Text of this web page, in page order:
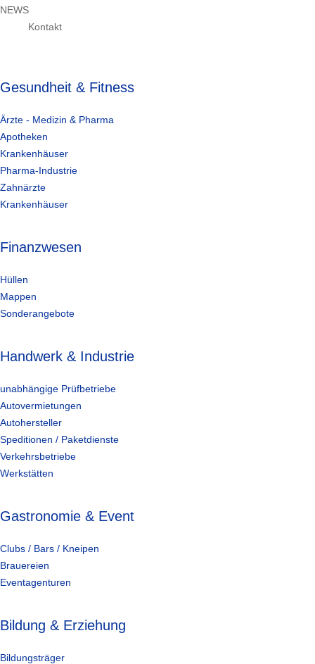
NEWS
Kontakt
Gesundheit & Fitness
Ärzte - Medizin & Pharma
Apotheken
Krankenhäuser
Pharma-Industrie
Zahnärzte
Krankenhäuser
Finanzwesen
Hüllen
Mappen
Sonderangebote
Handwerk & Industrie
unabhängige Prüfbetriebe
Autovermietungen
Autohersteller
Speditionen / Paketdienste
Verkehrsbetriebe
Werkstätten
Gastronomie & Event
Clubs / Bars / Kneipen
Brauereien
Eventagenturen
Bildung & Erziehung
Bildungsträger